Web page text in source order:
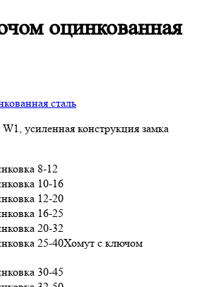
оцинкованная
усиленная конструкция замка
8-12
10-16
12-20
16-25
20-32
25-40Хомут с ключом
30-45